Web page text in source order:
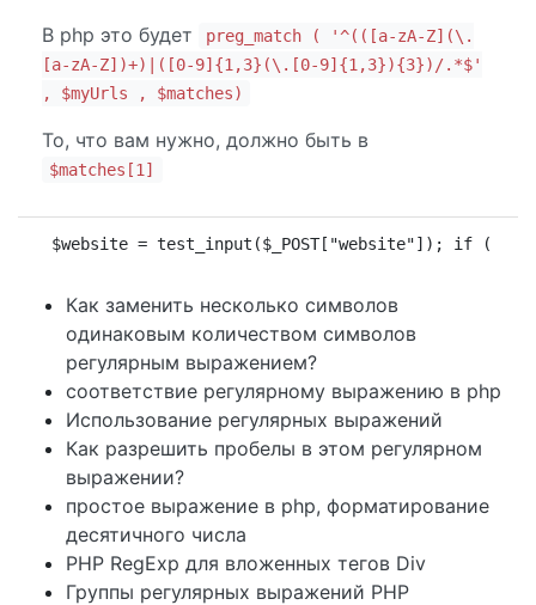
В php это будет
preg_match ( '^(([a-zA-Z](\.
[a-zA-Z])+)|([0-9]{1,3}(\.[0-9]{1,3}){3})/.*$'
, $myUrls , $matches)
То, что вам нужно, должно быть в
$matches[1]
$website = test_input($_POST["website"]); if
Как заменить несколько символов
одинаковым количеством символов
регулярным выражением?
соответствие регулярному выражению в php
Использование регулярных выражений
Как разрешить пробелы в этом регулярном
выражении?
простое выражение в php, форматирование
десятичного числа
PHP RegExp для вложенных тегов Div
Группы регулярных выражений PHP